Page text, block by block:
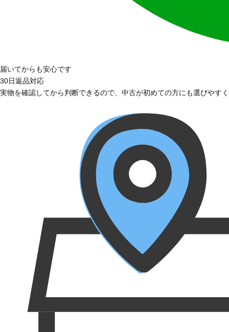
届いてからも安心です
30日返品対応
実物を確認してから判断できるので、中古が初めての方にも選びやす